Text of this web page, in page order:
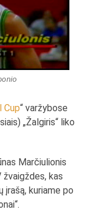
Cup“ varžybose
„Žalgiris“ liko
Marčiulionis
kas
įrašą, kuriame po